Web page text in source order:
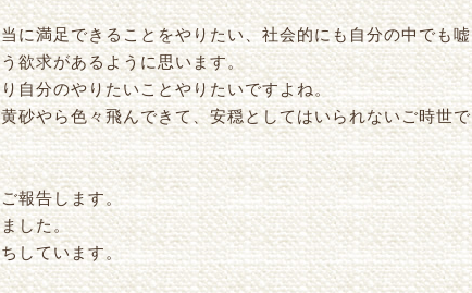
に満足できることをやりたい、社会的にも自分の中でも嘘
欲求があるように思います。
自分のやりたいことやりたいですよね。
砂やら色々飛んできて、安穏としてはいられないご時世で
報告します。
した。
しています。